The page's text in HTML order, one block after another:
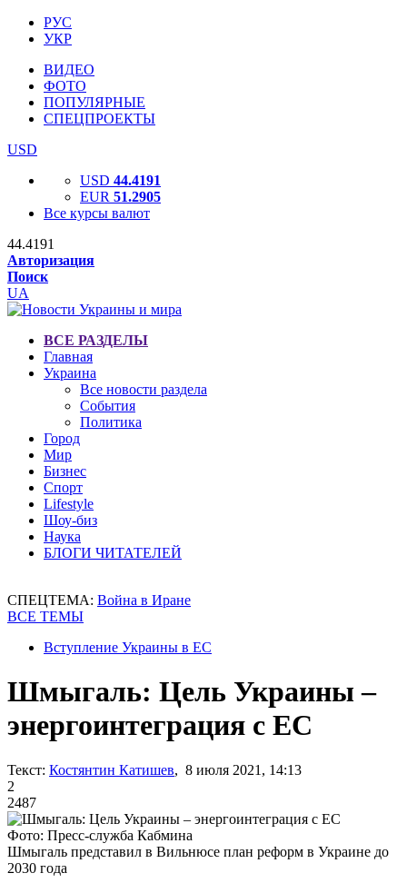
РУС
УКР
ВИДЕО
ФОТО
ПОПУЛЯРНЫЕ
СПЕЦПРОЕКТЫ
USD
USD 44.4191
EUR 51.2905
Все курсы валют
44.4191
Авторизация
Поиск
UA
ВСЕ РАЗДЕЛЫ
Главная
Украина
Все новости раздела
События
Политика
Город
Мир
Бизнес
Спорт
Lifestyle
Шоу-биз
Наука
БЛОГИ ЧИТАТЕЛЕЙ
СПЕЦТЕМА: Война в Иране
ВСЕ ТЕМЫ
Вступление Украины в ЕС
Шмыгаль: Цель Украины –
энергоинтеграция с ЕС
Текст: Костянтин Катишев, 8 июля 2021, 14:13
2
2487
Фото: Пресс-служба Кабмина
Шмыгаль представил в Вильнюсе план реформ в Украине до
2030 года